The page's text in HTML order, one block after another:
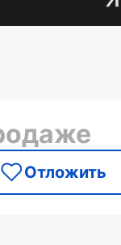
Отложить